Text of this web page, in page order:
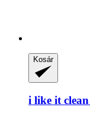
Kosár
i like it clean